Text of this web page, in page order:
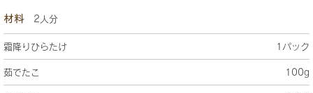
材料 2人分
霜降りひらたけ 1パック
茹でたこ 100g